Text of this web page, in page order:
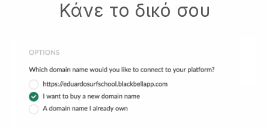
Κάνε το δικό σου